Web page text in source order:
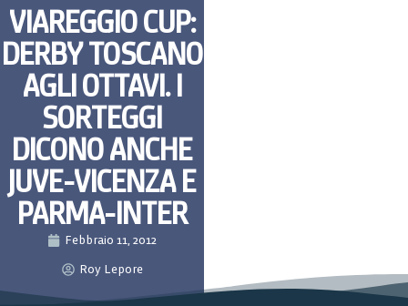
VIAREGGIO CUP:
DERBY TOSCANO
AGLI OTTAVI. I
SORTEGGI
DICONO ANCHE
JUVE-VICENZA E
PARMA-INTER
Febbraio 11, 2012
Roy Lepore